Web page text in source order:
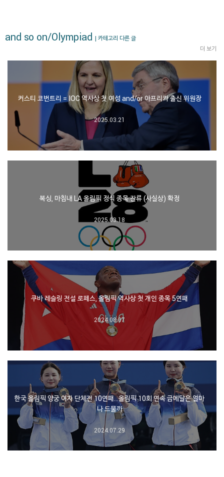
and so on/Olympiad | 카테고리 다른 글
더 보기
커스티 코번트리 = IOC 역사상 첫 여성 and/or 아프리카 출신 위원장
2025.03.21
복싱, 마침내 LA 올림픽 정식 종목 잔류 (사실상) 확정
2025.03.18
쿠바 레슬링 전설 로페스, 올림픽 역사상 첫 개인 종목 5연패
2024.08.07
한국 올림픽 양궁 여자 단체전 10연패…올림픽 10회 연속 금메달은 얼마
나 드물까
2024.07.29